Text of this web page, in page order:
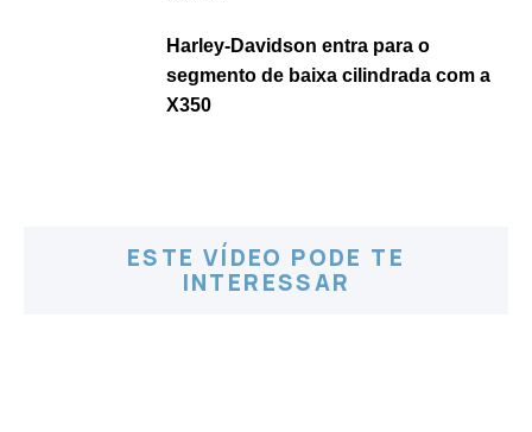
Harley-Davidson entra para o
segmento de baixa cilindrada com a
X350
ESTE VÍDEO PODE TE
INTERESSAR